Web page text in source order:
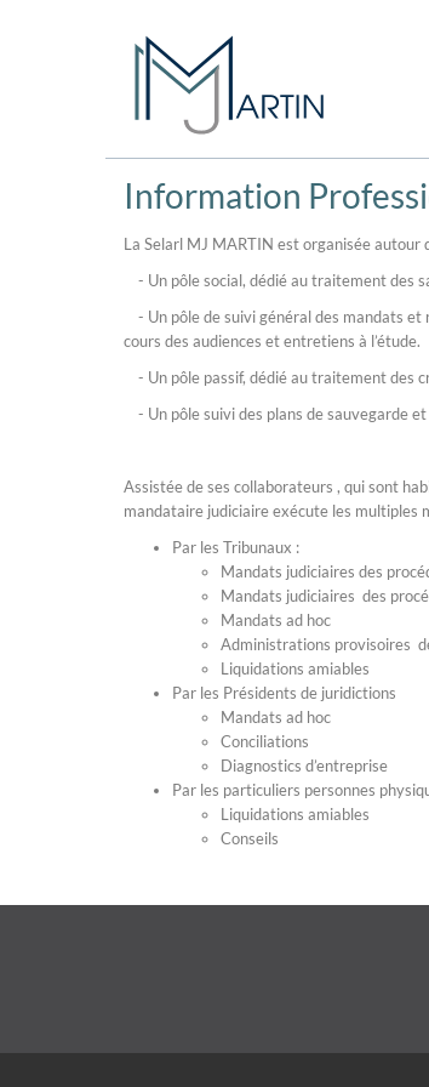
Information
La Selarl MJ MARTIN est organisée autour
- Un pôle social, dédié au traitement des
- Un pôle de suivi général des mandats
cours des audiences et entretiens à l’étude.
- Un pôle passif, dédié au traitement des
- Un pôle suivi des plans de sauvegarde
Assistée de ses collaborateurs , qui sont
mandataire judiciaire exécute les multiples
Par les Tribunaux :
Mandats judiciaires des
Mandats judiciaires des
Mandats ad hoc
Administrations provisoires
Liquidations amiables
Par les Présidents de juridictions
Mandats ad hoc
Conciliations
Diagnostics d’entreprise
Par les particuliers personnes
Liquidations amiables
Conseils